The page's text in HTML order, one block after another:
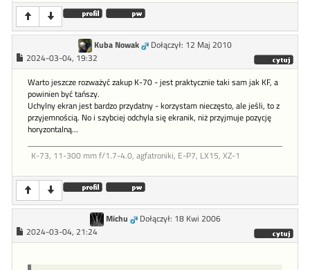
Kuba Nowak
Dołączył: 12 Maj 2010
2024-03-04, 19:32
Warto jeszcze rozważyć zakup K-70 - jest praktycznie taki sam jak KF, a
powinien być tańszy.
Uchylny ekran jest bardzo przydatny - korzystam nieczęsto, ale jeśli, to z
przyjemnością. No i szybciej odchyla się ekranik, niż przyjmuje pozycję
horyzontalną...
K-73, 11-300 mm f/1.7-4.0, agfatroniki, E-P7, LX15, XZ-1
Michu
Dołączył: 18 Kwi 2006
2024-03-04, 21:24